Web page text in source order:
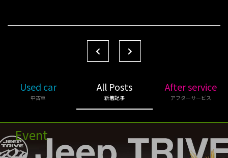
Used car
中古車
All Posts
新着記事
After service
アフターサービス
Event